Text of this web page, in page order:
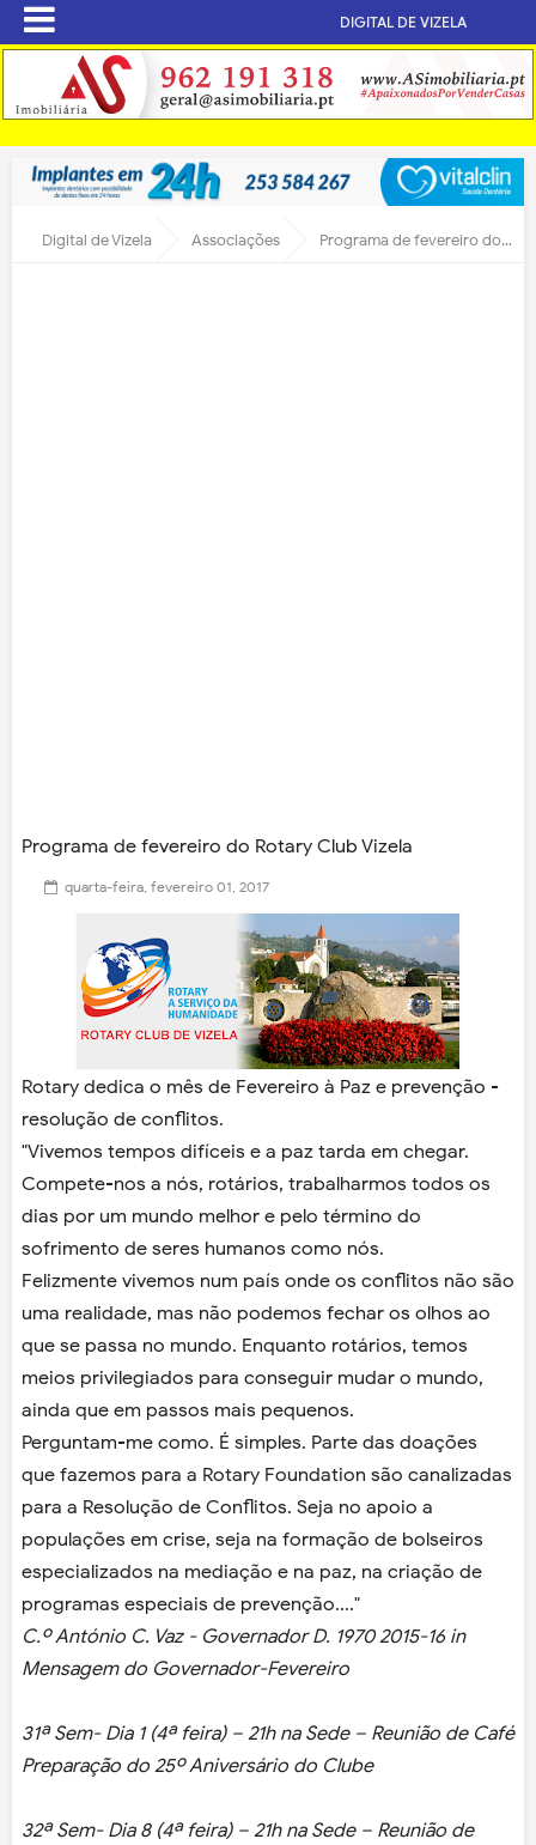
DIGITAL DE VIZELA
Digital de Vizela Associações Programa de fevereiro do Rotary Club Vizela
Programa de fevereiro do Rotary Club Vizela
quarta-feira, fevereiro 01, 2017
Rotary dedica o mês de Fevereiro à Paz e prevenção -
resolução de conflitos.
"Vivemos tempos difíceis e a paz tarda em chegar.
Compete-nos a nós, rotários, trabalharmos todos os
dias por um mundo melhor e pelo término do
sofrimento de seres humanos como nós.
Felizmente vivemos num país onde os conflitos não são
uma realidade, mas não podemos fechar os olhos ao
que se passa no mundo. Enquanto rotários, temos
meios privilegiados para conseguir mudar o mundo,
ainda que em passos mais pequenos.
Perguntam-me como. É simples. Parte das doações
que fazemos para a Rotary Foundation são canalizadas
para a Resolução de Conflitos. Seja no apoio a
populações em crise, seja na formação de bolseiros
especializados na mediação e na paz, na criação de
programas especiais de prevenção...."
C.º António C. Vaz - Governador D. 1970 2015-16 in
Mensagem do Governador-Fevereiro
31ª Sem- Dia 1 (4ª feira) – 21h na Sede – Reunião de Café
Preparação do 25º Aniversário do Clube
32ª Sem- Dia 8 (4ª feira) – 21h na Sede – Reunião de